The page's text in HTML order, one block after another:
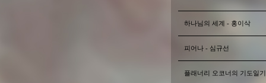
하나님의 세계 - 홍이삭
피어나 - 심규선
플래너리 오코너의 기도일